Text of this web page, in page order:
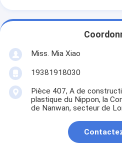
Miss. Mia Xiao
19381918030
Pièce 407, A de
plastique du Nippon, la
de Nanwan, secteur de